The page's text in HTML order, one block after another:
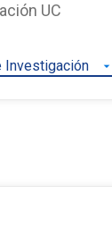
UC
Investigación arrow_drop_down